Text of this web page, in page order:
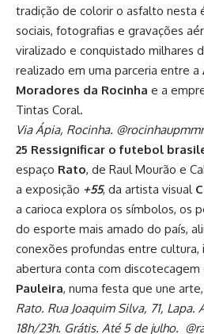
tradição de colorir o asfalto nesta
sociais, fotografias e gravações
viralizado e conquistado milhares
realizado em uma parceria entre a
Moradores da Rocinha e a
Tintas Coral.
Via Ápia, Rocinha.
25 Ressignificar o futebol
espaço Rato, de Raul Mourão e
a exposição +55, da artista visual
a carioca explora os símbolos, os
do esporte mais amado do país,
conexões profundas entre
abertura conta com discotecagem
Pauleira, numa festa que une
Rato. Rua Joaquim Silva, 71, Lapa.
18h/23h. Grátis. Até 5 de julho.